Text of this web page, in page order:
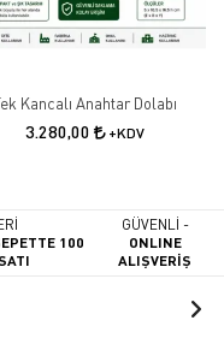
Kancalı Anahtar Dolabı
3.280,00 +KDV
100
GÜVENLİ -
ONLINE
ALIŞVERİŞ